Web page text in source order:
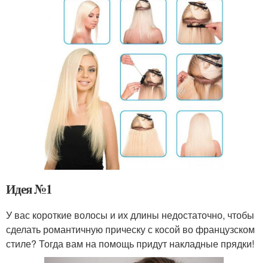
Идея №1
У вас короткие волосы и их длины недостаточно, чтобы
сделать романтичную прическу с косой во французском
стиле? Тогда вам на помощь придут накладные прядки!